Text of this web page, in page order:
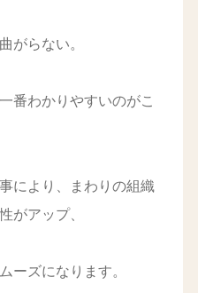
がらない。
番わかりやすいのがこ
により、まわりの組織
がアップ、
ーズになります。